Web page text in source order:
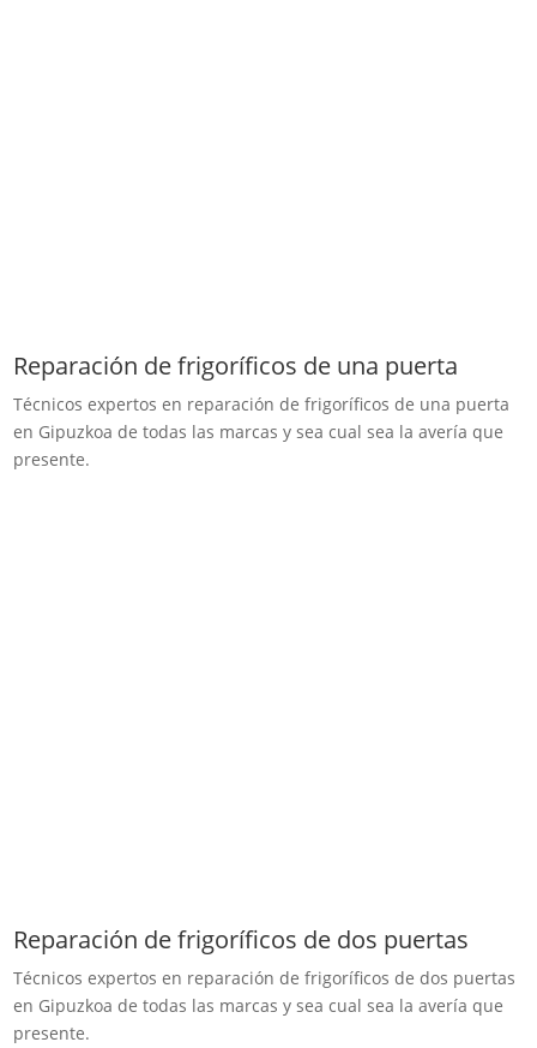
Reparación de frigoríficos de una puerta
Técnicos expertos en reparación de frigoríficos de una puerta
en Gipuzkoa de todas las marcas y sea cual sea la avería que
presente.
Reparación de frigoríficos de dos puertas
Técnicos expertos en reparación de frigoríficos de dos puertas
en Gipuzkoa de todas las marcas y sea cual sea la avería que
presente.